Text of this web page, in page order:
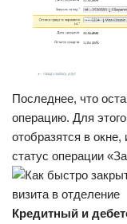
Последнее, что
операцию. Для
отобразятся в
статус операции
Кредитный и